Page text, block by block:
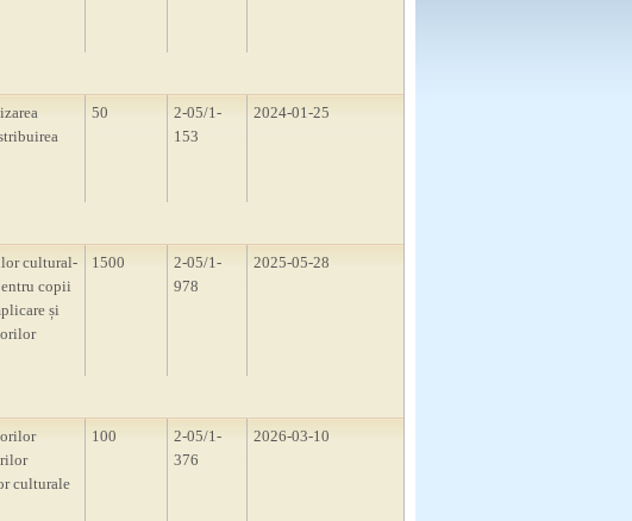
50
2-05/1-
153
2024-01-25
cultural-
copii
și
1500
2-05/1-
978
2025-05-28
culturale
100
2-05/1-
376
2026-03-10